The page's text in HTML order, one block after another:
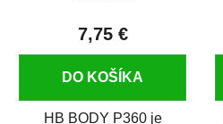
7,75 €
DO KOŠÍKA
HB BODY P360 je